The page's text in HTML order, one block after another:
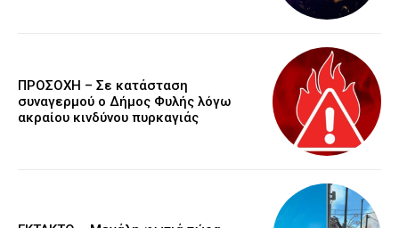
ΠΡΟΣΟΧΗ – Σε κατάσταση
συναγερμού ο Δήμος Φυλής λόγω
ακραίου κινδύνου πυρκαγιάς